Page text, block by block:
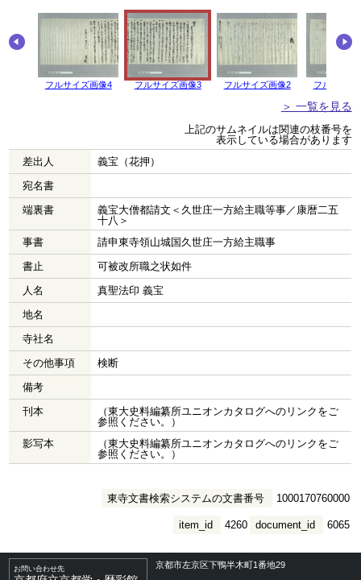
フルサイズ画像4 フルサイズ画像3 フルサイズ画像2 フルサイズ
＞ 一覧を見る
上記のサムネイルは関連の枝番号を
表示している場合があります
差出人
義宝（花押）
宛名書
端裏書
義宝大僧都請文＜久世庄一方給主職等事／康暦二五
十八＞
事書
請申東寺領山城国久世庄一方給主職事
書止
可被改所職之状如件
人名
真聖法印 義宝
地名
寺社名
その他事項
検断
備考
刊本
（東大史料編纂所ユニオンカタログへのリンクをご
参照ください。）
影写本
（東大史料編纂所ユニオンカタログへのリンクをご
参照ください。）
東寺文書検索システムの文書番号 1000170760000
document_id 6065
item_id 4260
お問い合わせ先 京都市左京区下鴨半木町1番地29